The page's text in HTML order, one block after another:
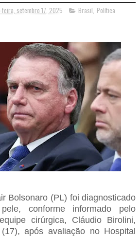
setembro 17, 2025 Brasil, Política
Bolsonaro (PL) foi diagnosticado
conforme informado pelo
cirúrgica, Cláudio Birolini,
após avaliação no Hospital